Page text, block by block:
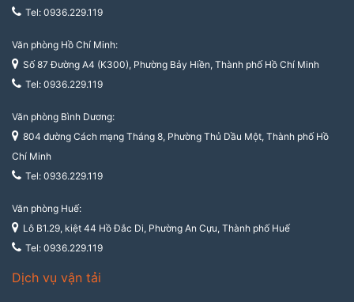
Tel: 0936.229.119
Văn phòng Hồ Chí Minh:
Số 87 Đường A4 (K300), Phường Bảy Hiền, Thành phố Hồ Chí Minh
Tel: 0936.229.119
Văn phòng Bình Dương:
804 đường Cách mạng Tháng 8, Phường Thủ Dầu Một, Thành phố Hồ
Chí Minh
Tel: 0936.229.119
Văn phòng Huế:
Lô B1.29, kiệt 44 Hồ Đắc Di, Phường An Cựu, Thành phố Huế
Tel: 0936.229.119
Dịch vụ vận tải